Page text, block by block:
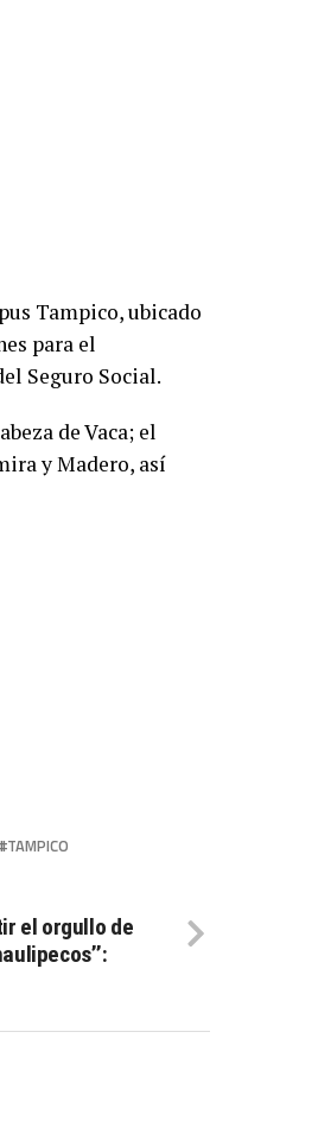
Tampico, ubicado
para el
Seguro Social.
de Vaca; el
y Madero, así
TAMPICO
el orgullo de